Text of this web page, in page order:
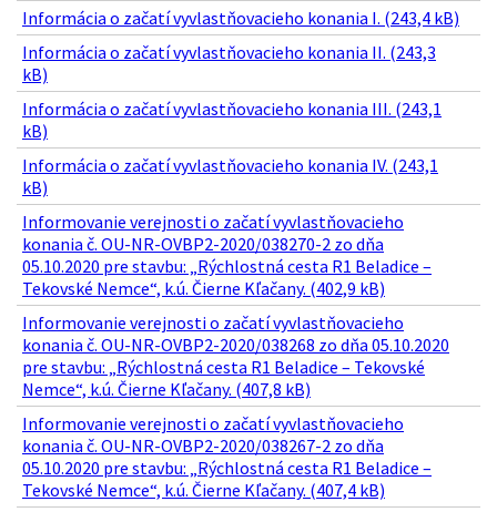
Informácia o začatí vyvlastňovacieho konania I. (243,4 kB)
Informácia o začatí vyvlastňovacieho konania II. (243,3
kB)
Informácia o začatí vyvlastňovacieho konania III. (243,1
kB)
Informácia o začatí vyvlastňovacieho konania IV. (243,1
kB)
Informovanie verejnosti o začatí vyvlastňovacieho
konania č. OU-NR-OVBP2-2020/038270-2 zo dňa
05.10.2020 pre stavbu: „Rýchlostná cesta R1 Beladice –
Tekovské Nemce“, k.ú. Čierne Kľačany. (402,9 kB)
Informovanie verejnosti o začatí vyvlastňovacieho
konania č. OU-NR-OVBP2-2020/038268 zo dňa 05.10.2020
pre stavbu: „Rýchlostná cesta R1 Beladice – Tekovské
Nemce“, k.ú. Čierne Kľačany. (407,8 kB)
Informovanie verejnosti o začatí vyvlastňovacieho
konania č. OU-NR-OVBP2-2020/038267-2 zo dňa
05.10.2020 pre stavbu: „Rýchlostná cesta R1 Beladice –
Tekovské Nemce“, k.ú. Čierne Kľačany. (407,4 kB)